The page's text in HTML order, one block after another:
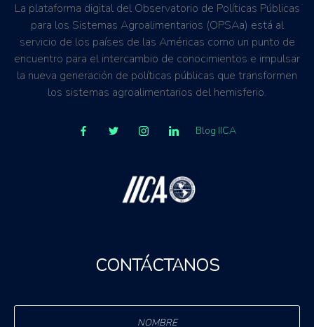
La plataforma digital del Observatorio de Políticas Públicas
para los Sistemas Agroalimentarios (OPSAa) está al
servicio de los países de las Américas como un punto de
encuentro para el intercambio de conocimientos e impulsar
la nueva generación de políticas públicas que transformen
los sistemas agroalimentarios del hemisferio.
Blog IICA
CONTÁCTANOS